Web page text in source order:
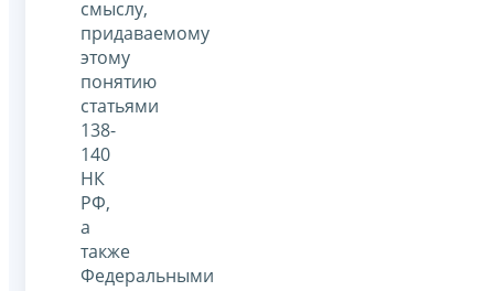
смыслу,
придаваемому
этому
понятию
статьями
138-
140
НК
РФ,
а
также
Федеральными